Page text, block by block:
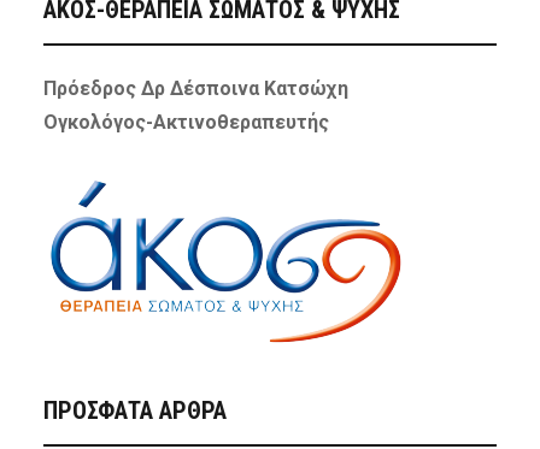
ΑΚΟΣ-ΘΕΡΑΠΕΙΑ ΣΩΜΑΤΟΣ & ΨΥΧΗΣ
Πρόεδρος Δρ Δέσποινα Κατσώχη
Ογκολόγος-Ακτινοθεραπευτής
ΠΡΌΣΦΑΤΑ ΆΡΘΡΑ